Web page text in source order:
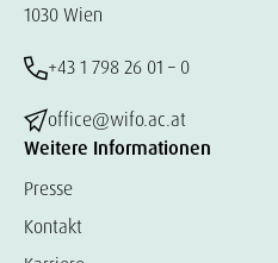
1030 Wien
+43 1 798 26 01 – 0
office@wifo.ac.at
Weitere Informationen
Presse
Kontakt